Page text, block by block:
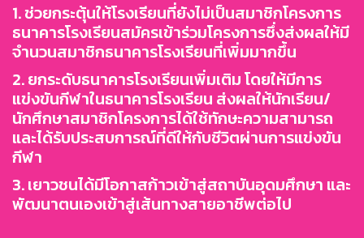
1. ช่วยกระตุ้นให้โรงเรียนที่ยังไม่เป็นสมาชิกโครงการ
ธนาคารโรงเรียนสมัครเข้าร่วมโครงการซึ่งส่งผลให้มี
จำนวนสมาชิกธนาคารโรงเรียนที่เพิ่มมากขึ้น
2. ยกระดับธนาคารโรงเรียนเพิ่มเติม โดยให้มีการ
แข่งขันกีฬาในธนาคารโรงเรียน ส่งผลให้นักเรียน/
นักศึกษาสมาชิกโครงการได้ใช้ทักษะความสามารถ
และได้รับประสบการณ์ที่ดีให้กับชีวิตผ่านการแข่งขัน
กีฬา
3. เยาวชนได้มีโอกาสก้าวเข้าสู่สถาบันอุดมศึกษา และ
พัฒนาตนเองเข้าสู่เส้นทางสายอาชีพต่อไป